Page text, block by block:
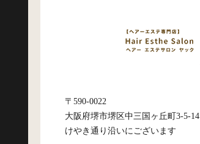
〒590-0022
大阪府堺市堺区中三国ヶ丘町3-5-14
けやき通り沿いにございます